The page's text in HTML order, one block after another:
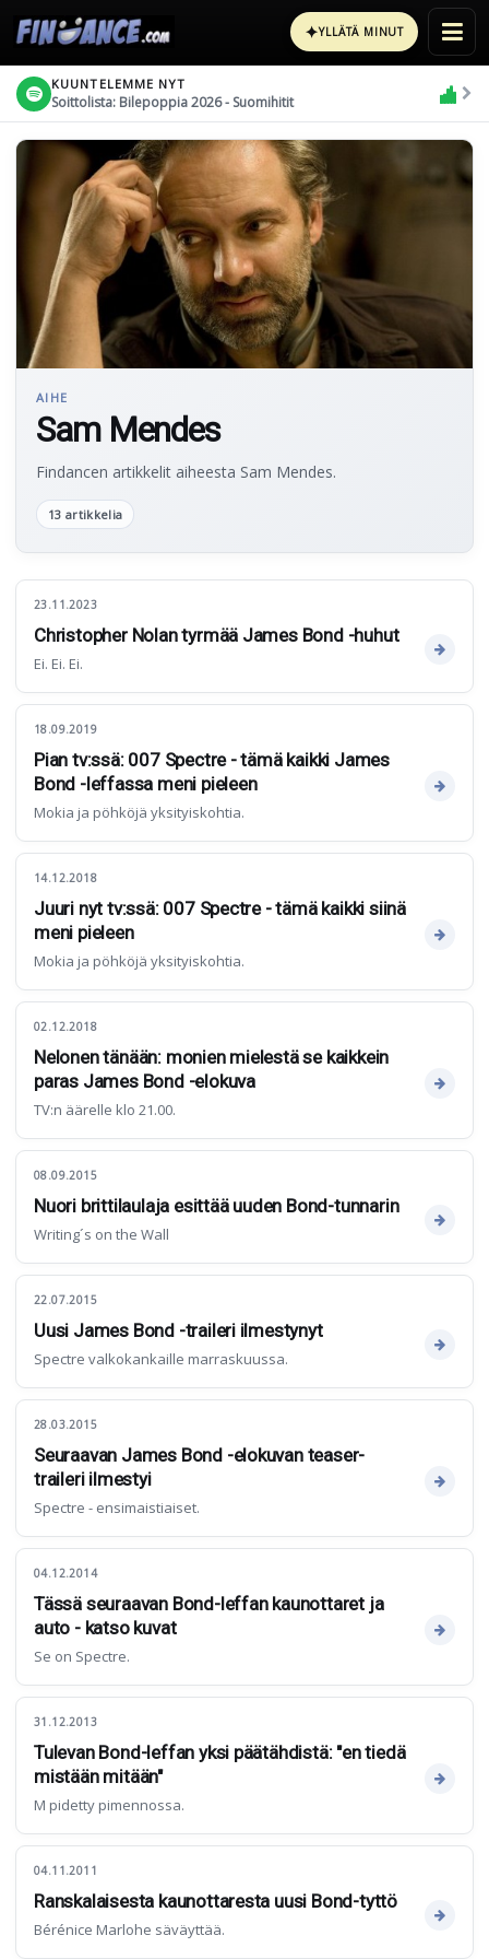
✦YLLÄTÄ MINUT
KUUNTELEMME NYT
Soittolista: Bilepoppia 2026 - Suomihitit
AIHE
Sam Mendes
Findancen artikkelit aiheesta Sam Mendes.
13 artikkelia
23.11.2023
Christopher Nolan tyrmää James Bond -huhut
Ei. Ei. Ei.
18.09.2019
Pian tv:ssä: 007 Spectre - tämä kaikki James
Bond -leffassa meni pieleen
Mokia ja pöhköjä yksityiskohtia.
14.12.2018
Juuri nyt tv:ssä: 007 Spectre - tämä kaikki siinä
meni pieleen
Mokia ja pöhköjä yksityiskohtia.
02.12.2018
Nelonen tänään: monien mielestä se kaikkein
paras James Bond -elokuva
TV:n äärelle klo 21.00.
08.09.2015
Nuori brittilaulaja esittää uuden Bond-tunnarin
Writing´s on the Wall
22.07.2015
Uusi James Bond -traileri ilmestynyt
Spectre valkokankaille marraskuussa.
28.03.2015
Seuraavan James Bond -elokuvan teaser-
traileri ilmestyi
Spectre - ensimaistiaiset.
04.12.2014
Tässä seuraavan Bond-leffan kaunottaret ja
auto - katso kuvat
Se on Spectre.
31.12.2013
Tulevan Bond-leffan yksi päätähdistä: "en tiedä
mistään mitään"
M pidetty pimennossa.
04.11.2011
Ranskalaisesta kaunottaresta uusi Bond-tyttö
Bérénice Marlohe säväyttää.